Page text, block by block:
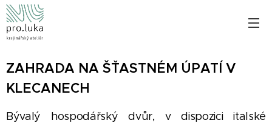
ZAHRADA NA ŠŤASTNÉM ÚPATÍ V
KLECANECH
Bývalý hospodářský dvůr, v dispozici italské